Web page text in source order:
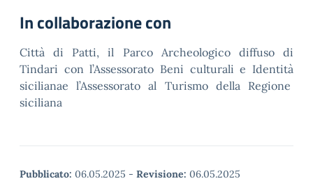
In collaborazione con
Città di Patti, il Parco Archeologico diffuso di
Tindari con l’Assessorato Beni culturali e Identità
sicilianae l’Assessorato al Turismo della Regione
siciliana
Pubblicato: 06.05.2025 - Revisione: 06.05.2025